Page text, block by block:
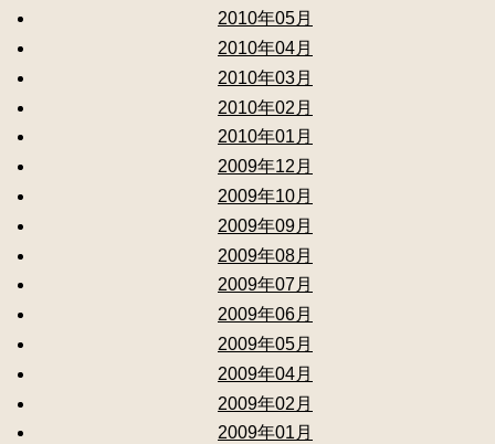
2010年05月
2010年04月
2010年03月
2010年02月
2010年01月
2009年12月
2009年10月
2009年09月
2009年08月
2009年07月
2009年06月
2009年05月
2009年04月
2009年02月
2009年01月